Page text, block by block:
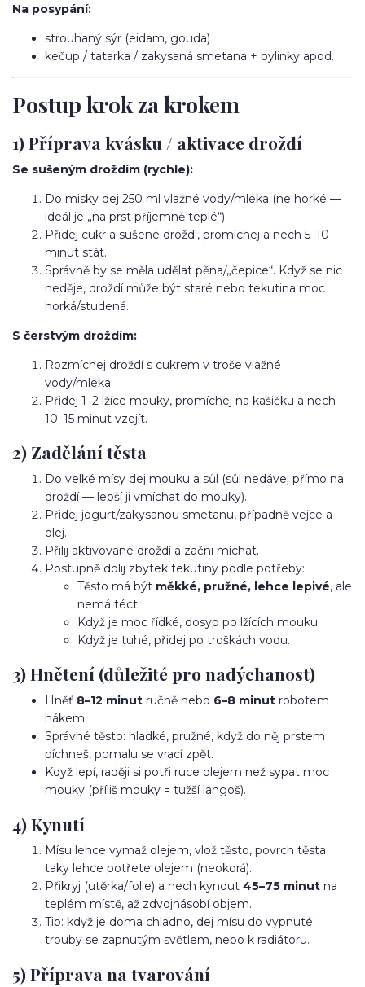
Na posypání:
strouhaný sýr (eidam, gouda)
kečup / tatarka / zakysaná smetana + bylinky apod.
Postup krok za krokem
1) Příprava kvásku / aktivace droždí
Se sušeným droždím (rychle):
Do misky dej 250 ml vlažné vody/mléka (ne horké —
ideál je „na prst příjemně teplé“).
Přidej cukr a sušené droždí, promíchej a nech 5–10
minut stát.
Správně by se měla udělat pěna/„čepice“. Když se nic
neděje, droždí může být staré nebo tekutina moc
horká/studená.
S čerstvým droždím:
Rozmíchej droždí s cukrem v troše vlažné
vody/mléka.
Přidej 1–2 lžíce mouky, promíchej na kašičku a nech
10–15 minut vzejít.
2) Zadělání těsta
Do velké mísy dej mouku a sůl (sůl nedávej přímo na
droždí — lepší ji vmíchat do mouky).
Přidej jogurt/zakysanou smetanu, případně vejce a
olej.
Přilij aktivované droždí a začni míchat.
Postupně dolij zbytek tekutiny podle potřeby:
Těsto má být měkké, pružné, lehce lepivé, ale
nemá téct.
Když je moc řídké, dosyp po lžících mouku.
Když je tuhé, přidej po troškách vodu.
3) Hnětení (důležité pro nadýchanost)
Hněť 8–12 minut ručně nebo 6–8 minut robotem
hákem.
Správné těsto: hladké, pružné, když do něj prstem
píchneš, pomalu se vrací zpět.
Když lepí, raději si potři ruce olejem než sypat moc
mouky (příliš mouky = tužší langoš).
4) Kynutí
Mísu lehce vymaž olejem, vlož těsto, povrch těsta
taky lehce potřete olejem (neokorá).
Přikryj (utěrka/folie) a nech kynout 45–75 minut na
teplém místě, až zdvojnásobí objem.
Tip: když je doma chladno, dej mísu do vypnuté
trouby se zapnutým světlem, nebo k radiátoru.
5) Příprava na tvarování